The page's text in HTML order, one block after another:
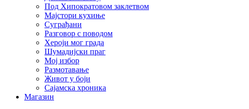
Под Хипократовом заклетвом
Мајстори кухиње
Суграђани
Разговор с поводом
Хероји мог града
Шумадијски праг
Мој избор
Размотавање
Живот у боји
Сајамска хроника
Магазин